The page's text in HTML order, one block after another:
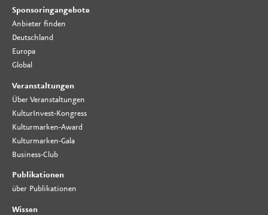
Sponsoringangebote
Anbieter finden
Deutschland
Europa
Global
Veranstaltungen
Über Veranstaltungen
KulturInvest-Kongress
Kulturmarken-Award
Kulturmarken-Gala
Business-Club
Publikationen
über Publikationen
Wissen